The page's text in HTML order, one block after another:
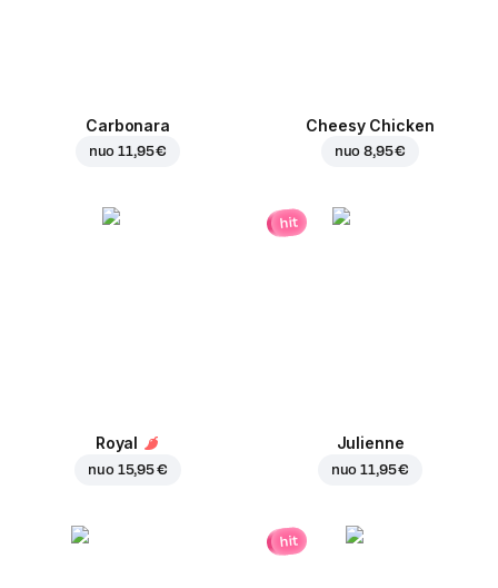
Carbonara
nuo11,95 €
Cheesy Chicken
nuo8,95 €
Royal
nuo 15,95 €
hit
Julienne
nuo11,95 €
hit